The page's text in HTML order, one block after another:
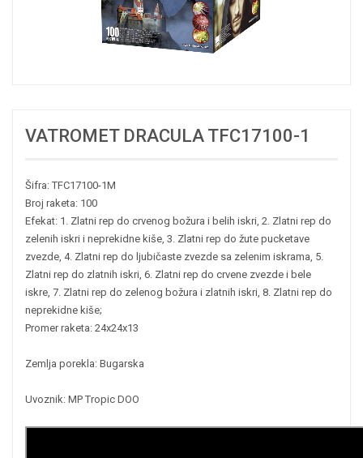
VATROMET DRACULA TFC17100-1
Šifra: TFC17100-1M
Broj raketa: 100
Efekat: 1. Zlatni rep do crvenog božura i belih iskri, 2. Zlatni rep do
zelenih iskri i neprekidne kiše, 3. Zlatni rep do žute pucketave
zvezde, 4. Zlatni rep do ljubičaste zvezde sa zelenim iskrama, 5.
Zlatni rep do zlatnih iskri, 6. Zlatni rep do crvene zvezde i bele
iskre, 7. Zlatni rep do zelenog božura i zlatnih iskri, 8. Zlatni rep do
neprekidne kiše;
Promer raketa: 24x24x13
Zemlja porekla: Bugarska
Uvoznik: MP Tropic DOO